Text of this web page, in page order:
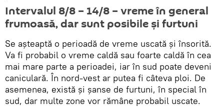
Intervalul 8/8 – 14/8 – vreme în general
frumoasă, dar sunt posibile şi furtuni
Se așteaptă o perioadă de vreme uscată și însorită.
Va fi probabil o vreme caldă sau foarte caldă în cea
mai mare parte a perioadei, iar în sud poate deveni
caniculară. În nord-vest ar putea fi câteva ploi. De
asemenea, există şi şanse de furtuni, în special în
sud, dar multe zone vor rămâne probabil uscate.